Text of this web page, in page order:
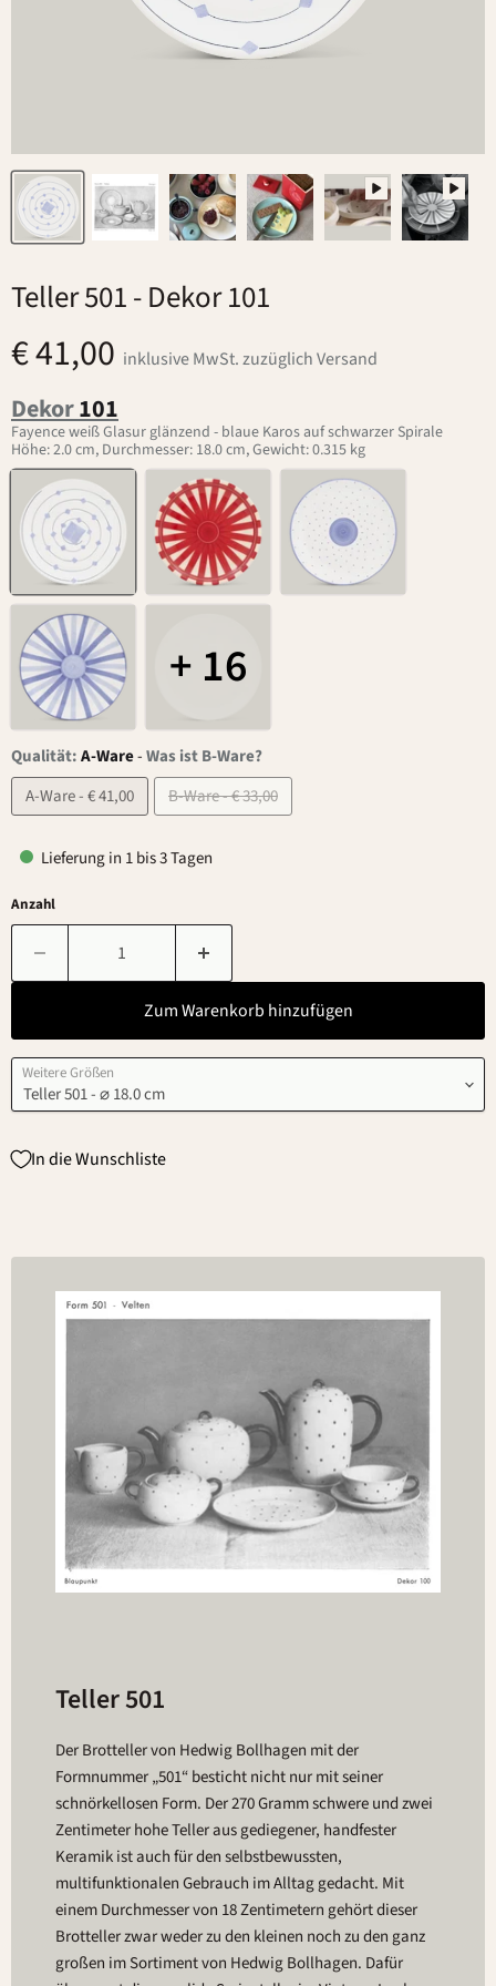
Teller 501- Dekor 101
€ 41,00 inklusive MwSt. zuzüglich Versand
Dekor101
Fayence weiß Glasur glänzend - blaue Karos auf schwarzer Spirale
Höhe: 2.0 cm, Durchmesser: 18.0 cm, Gewicht: 0.315 kg
+ 16
Qualität:A-Ware-Was ist B-Ware?
A-Ware - € 41,00
B-Ware - € 33,00
Lieferung in 1 bis 3 Tagen
Anzahl
Zum Warenkorb hinzufügen
Weitere Größen
In die Wunschliste
Teller 501
Der Brotteller von Hedwig Bollhagen mit der
Formnummer „501“ besticht nicht nur mit seiner
schnörkellosen Form. Der 270 Gramm schwere und zwei
Zentimeter hohe Teller aus gediegener, handfester
Keramik ist auch für den selbstbewussten,
multifunktionalen Gebrauch im Alltag gedacht. Mit
einem Durchmesser von 18 Zentimetern gehört dieser
Brotteller zwar weder zu den kleinen noch zu den ganz
großen im Sortiment von Hedwig Bollhagen. Dafür